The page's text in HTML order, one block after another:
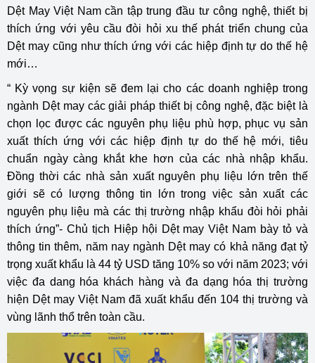
Dệt May Việt Nam cần tập trung đầu tư công nghệ, thiết bị
thích ứng với yêu cầu đòi hỏi xu thế phát triển chung của
Dệt may cũng như thích ứng với các hiệp định tự do thế hệ
mới…
“ Kỳ vọng sự kiện sẽ đem lại cho các doanh nghiệp trong
ngành Dệt may các giải pháp thiết bị công nghệ, đặc biệt là
chọn lọc được các nguyên phụ liệu phù hợp, phục vụ sản
xuất thích ứng với các hiệp định tự do thế hệ mới, tiêu
chuẩn ngày càng khắt khe hơn của các nhà nhập khẩu.
Đồng thời các nhà sản xuất nguyên phụ liệu lớn trên thế
giới sẽ có lượng thông tin lớn trong việc sản xuất các
nguyên phụ liệu mà các thị trường nhập khẩu đòi hỏi phải
thích ứng”- Chủ tịch Hiệp hội Dệt may Việt Nam bày tỏ và
thông tin thêm, năm nay ngành Dệt may có khả năng đạt tỷ
trọng xuất khẩu là 44 tỷ USD tăng 10% so với năm 2023; với
việc đa dang hóa khách hàng và đa dạng hóa thị trường
hiện Dệt may Việt Nam đã xuất khẩu đến 104 thị trường và
vùng lãnh thổ trên toàn cầu.